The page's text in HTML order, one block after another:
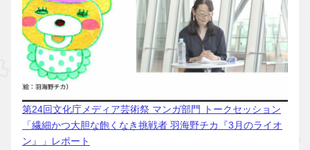
第24回文化庁メディア芸術祭 マンガ部門 トークセッション
「繊細かつ大胆な飽くなき挑戦者 羽海野チカ『3月のライオ
ン』」レポート